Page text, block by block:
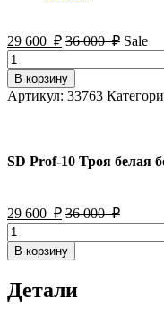
большое
зеркало
Белый
29 600 ₽ 36 000 ₽ Sale
Количество
товара
SD
Prof-
белая
большое
В корзину
Артикул: 33763
SD Prof-10 Троя белая
29 600 ₽ 36 000 ₽
Количество
товара
SD
10
В корзину
Детали